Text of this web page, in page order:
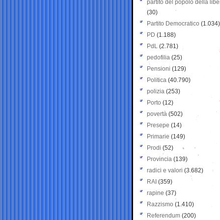
partito del popolo della
(30)
Partito Democratico (1.034)
PD (1.188)
PdL (2.781)
pedofilia (25)
Pensioni (129)
Politica (40.790)
polizia (253)
Porto (12)
povertà (502)
Presepe (14)
Primarie (149)
Prodi (52)
Provincia (139)
radici e valori (3.682)
RAI (359)
rapine (37)
Razzismo (1.410)
Referendum (200)